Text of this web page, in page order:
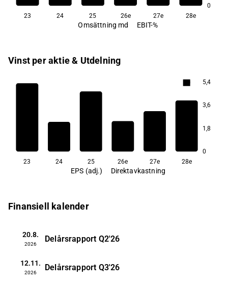
0
23 24 25 26e 27e 28e
Omsättning md EBIT-%
Vinst per aktie & Utdelning
5,4
3,6
1,8
0
5,9
23 24 25 26e 27e 28e
EPS (adj.) Direktavkastning
Finansiell kalender
20.8.
2026
Delårsrapport Q2'26
12.11.
2026
Delårsrapport Q3'26